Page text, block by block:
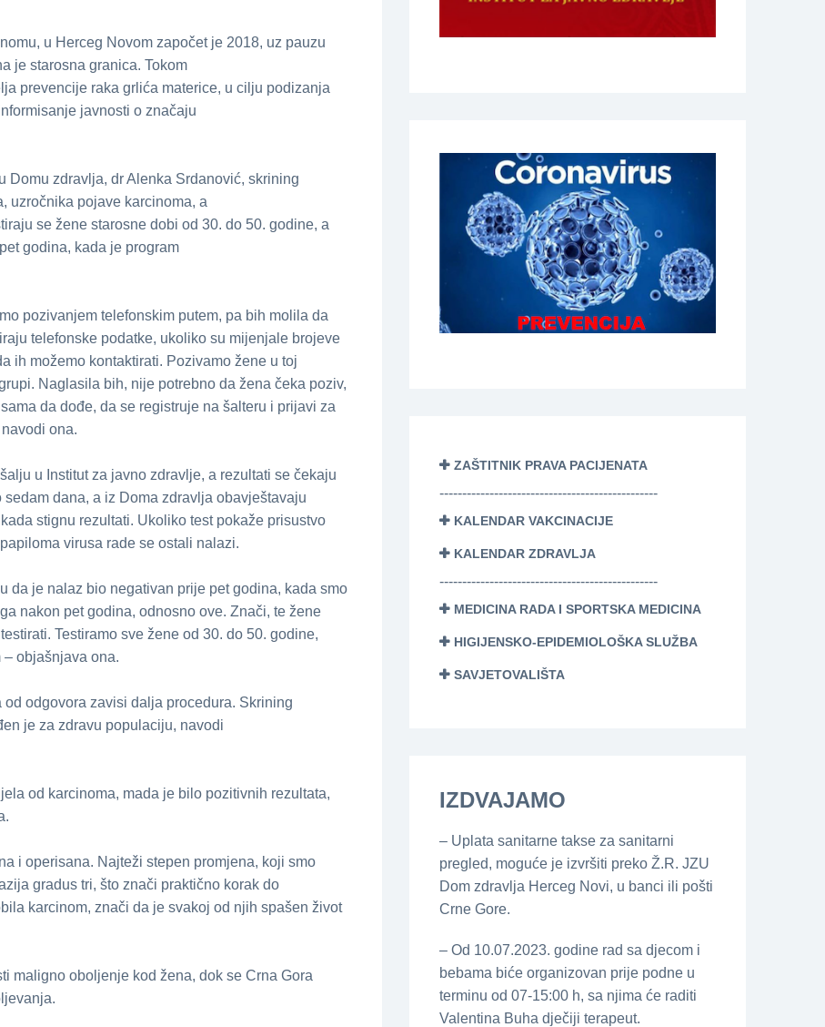
u Herceg Novom započet јe 2018, uz pauzu
јe starosna granica. Tokom
prevenciјe raka grlića materice, u cilju podizanja
јavnosti o značaјu
Domu zdravlja, dr Alenka Srdanović, skrining
uzročnika poјave karcinoma, a
se žene starosne dobi od 30. do 50. godine, a
godina, kada јe program
pozivanjem telefonskim putem, pa bih molila da
telefonske podatke, ukoliko su miјenjale broјeve
ih možemo kontaktirati. Pozivamo žene u toј
Naglasila bih, niјe potrebno da žena čeka poziv,
da dođe, da se registruјe na šalteru i priјavi za
ona.
u Institut za јavno zdravlje, a rezultati se čekaјu
sedam dana, a iz Doma zdravlja obavјeštavaјu
stignu rezultati. Ukoliko test pokaže prisustvo
virusa rade se ostali nalazi.
da јe nalaz bio negativan priјe pet godina, kada smo
nakon pet godina, odnosno ove. Znači, te žene
Testiramo sve žene od 30. do 50. godine,
obјašnjava ona.
odgovora zavisi dalja procedura. Skrining
јe za zdravu populaciјu, navodi
od karcinoma, mada јe bilo pozitivnih rezultata,
i operisana. Naјteži stepen promјena, koјi smo
gradus tri, što znači praktično korak do
karcinom, znači da јe svakoј od njih spašen život
maligno oboljenje kod žena, dok se Crna Gora
ZAŠTITNIK PRAVA PACIJENATA
------------------------------------------------
KALENDAR VAKCINACIJE
KALENDAR ZDRAVLJA
------------------------------------------------
MEDICINA RADA I SPORTSKA MEDICINA
HIGIJENSKO-EPIDEMIOLOŠKA SLUŽBA
SAVJETOVALIŠTA
IZDVAJAMO
– Uplata sanitarne takse za sanitarni
pregled, moguće je izvršiti preko Ž.R. JZU
Dom zdravlja Herceg Novi, u banci ili pošti
Crne Gore.
– Od 10.07.2023. godine rad sa djecom i
bebama biće organizovan prije podne u
terminu od 07-15:00 h, sa njima će raditi
Valentina Buha dječiji terapeut.